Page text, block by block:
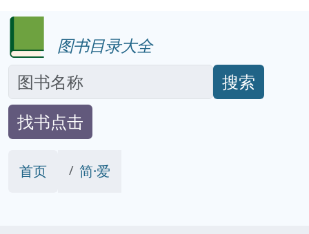
图书目录大全
搜索
找书点击
首页 简·爱